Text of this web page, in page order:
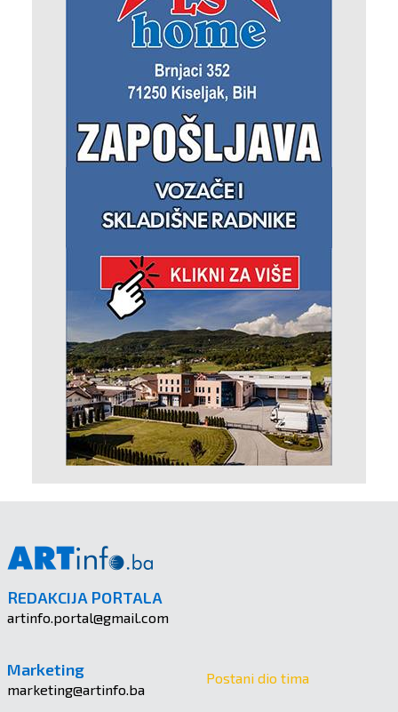
REDAKCIJA PORTALA
artinfo.portal@gmail.com
Marketing
marketing@artinfo.ba
Postani dio tima